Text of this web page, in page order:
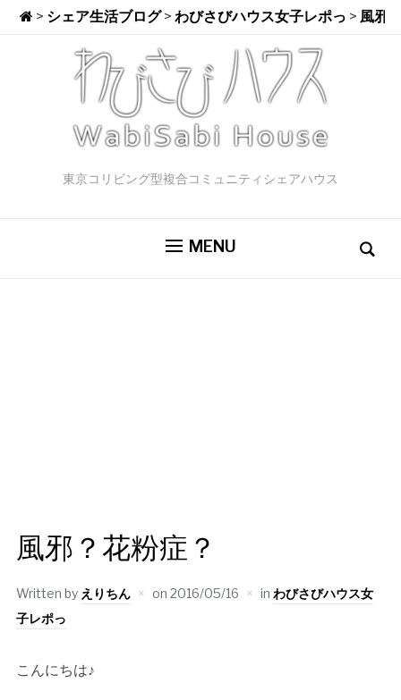
> シェア生活ブログ> わびさびハウス女子レポっ > 風邪
東京コリビング型複合コミュニティシェアハウス
MENU
風邪？花粉症？
Written by えりちん on 2016/05/16 in わびさびハウス女
子レポっ
こんにちは♪